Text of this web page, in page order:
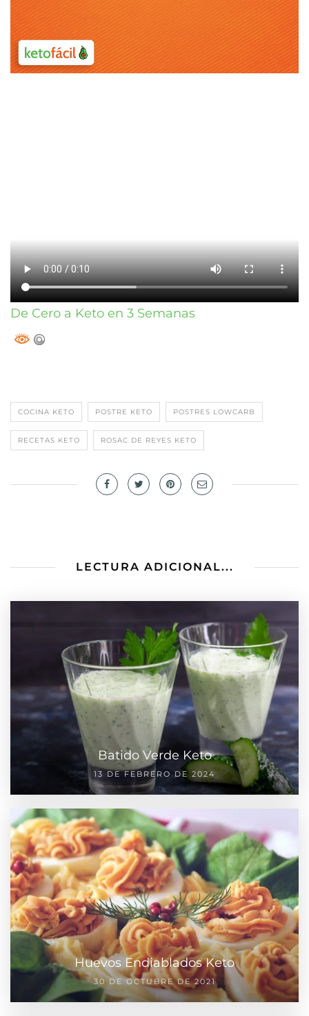
De Cero a Keto en 3 Semanas
COCINA KETO POSTRE KETO POSTRES LOWCARB
RECETAS KETO ROSAC DE REYES KETO
LECTURA ADICIONAL...
Batido Verde Keto
13 DE FEBRERO DE 2024
Huevos Endiablados Keto
30 DE OCTUBRE DE 2021